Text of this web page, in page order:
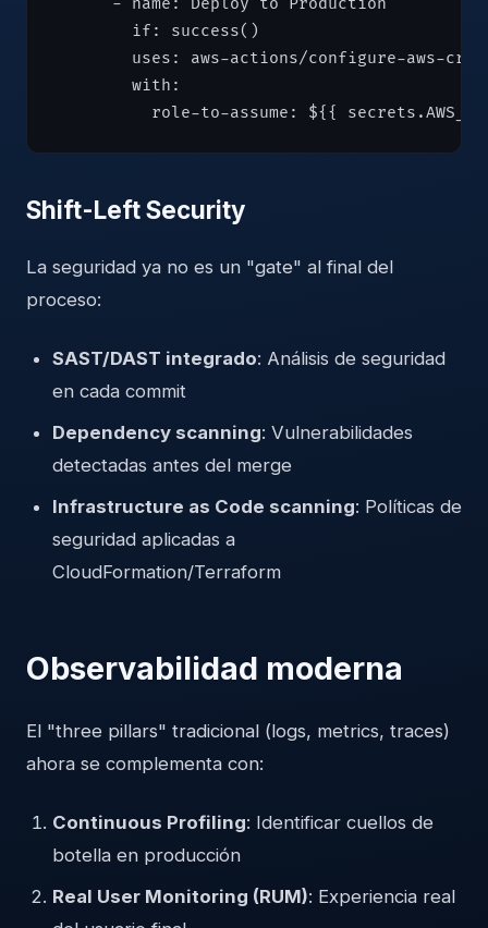
      - name: Deploy to Production
        if: success()
uses: aws-actions/configure-aws-
        with:
Shift-Left Security
La seguridad ya no es un "gate" al final del
proceso:
SAST/DAST integrado: Análisis de seguridad
en cada commit
Dependency scanning: Vulnerabilidades
detectadas antes del merge
Infrastructure as Code scanning: Políticas de
seguridad aplicadas a
CloudFormation/Terraform
Observabilidad moderna
El "three pillars" tradicional (logs, metrics, traces)
ahora se complementa con:
Continuous Profiling: Identificar cuellos de
botella en producción
Real User Monitoring (RUM): Experiencia real